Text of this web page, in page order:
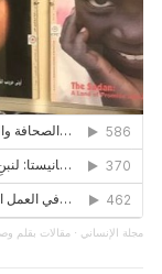
مجلة الإنساني · مقالات بقلم